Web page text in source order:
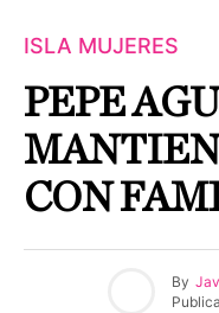
ISLA MUJERES
PEPE
CON
By